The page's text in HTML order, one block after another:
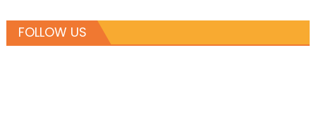
FOLLOW US